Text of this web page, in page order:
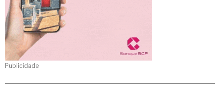
Publicidade